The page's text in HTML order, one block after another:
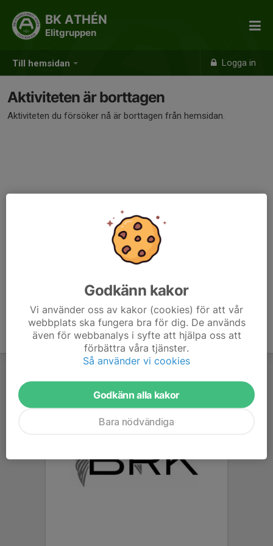
Till hemsidan Logga in
BK ATHÉN
Elitgruppen
Aktiviteten är borttagen
Aktiviteten du försöker nå är borttagen från hemsidan.
Godkänn kakor
Vi använder oss av kakor (cookies) för att vår
webbplats ska fungera bra för dig. De används
även för webbanalys i syfte att hjälpa oss att
förbättra våra tjänster.
Så använder vi cookies
Godkänn alla kakor
Bara nödvändiga